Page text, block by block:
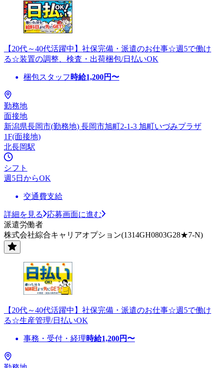
【20代～40代活躍中】社保完備・派遣のお仕事☆週5で働け
る☆装置の調整、検査・出荷梱包/日払いOK
梱包スタッフ 時給1,200円〜
勤務地
面接地
新潟県長岡市(勤務地) 長岡市旭町2-1-3 旭町いづみプラザ
1F(面接地)
北長岡駅
シフト
週5日からOK
交通費支給
詳細を見る
応募画面に進む
派遣労働者
株式会社綜合キャリアオプション(1314GH0803G28★7-N)
【20代～40代活躍中】社保完備・派遣のお仕事☆週5で働け
る☆生産管理/日払いOK
事務・受付・経理時給1,200円〜